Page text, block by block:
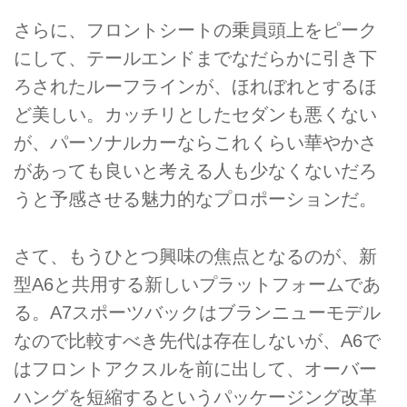
さらに、フロントシートの乗員頭上をピーク
にして、テールエンドまでなだらかに引き下
ろされたルーフラインが、ほれぼれとするほ
ど美しい。カッチリとしたセダンも悪くない
が、パーソナルカーならこれくらい華やかさ
があっても良いと考える人も少なくないだろ
うと予感させる魅力的なプロポーションだ。
さて、もうひとつ興味の焦点となるのが、新
型A6と共用する新しいプラットフォームであ
る。A7スポーツバックはブランニューモデル
なので比較すべき先代は存在しないが、A6で
はフロントアクスルを前に出して、オーバー
ハングを短縮するというパッケージング改革